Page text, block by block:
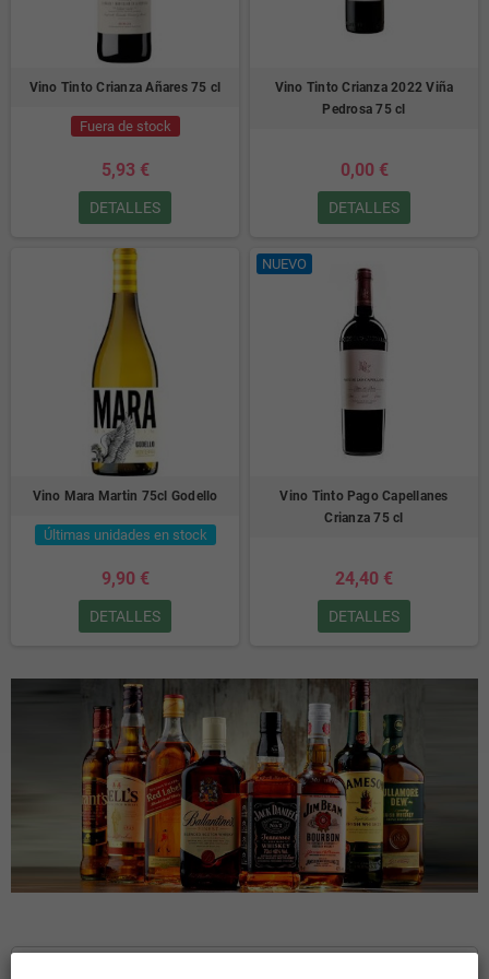
Vino Tinto Crianza Añares 75 cl
Fuera de stock
5,93 €
DETALLES
Vino Tinto Crianza 2022 Viña
Pedrosa 75 cl
0,00 €
DETALLES
Vino Mara Martin 75cl Godello
Últimas unidades en stock
9,90 €
DETALLES
NUEVO
Vino Tinto Pago Capellanes
Crianza 75 cl
24,40 €
DETALLES